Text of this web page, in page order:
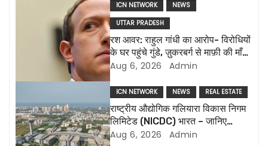
i
o
n
ICN NETWORK
NEWS
UTTAR PRADESH
रश आवर: राहुल गांधी का आरोप- विरोधियों
के घर पहुंचे गुंडे, ज़ुकरबर्ग से माफ़ी की माँग
और भी कई मुद्दे
Aug 6, 2026 Admin
ICN NETWORK NEWS REAL ESTATE
राष्ट्रीय औद्योगिक गलियारा विकास निगम
लिमिटेड (NICDC) भारत – जानिए
सबकुछ
Aug 6, 2026 Admin